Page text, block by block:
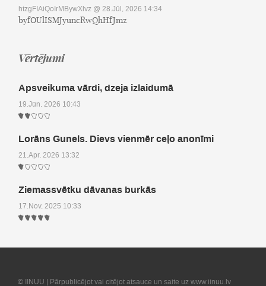
htzgFIAiQoIrMBywXlvz @ 28.Jūl, 2026 14:34
byfOUlISMJyuncRwQhHfJmz
Vērtējumi
Apsveikuma vārdi, dzeja izlaidumā
19.Jūn, 2026 10:43
Lorāns Gunels. Dievs vienmēr ceļo anonīmi
21.Apr, 2026 13:32
Ziemassvētku dāvanas burkās
17.Nov, 2025 10:33
© IINUU | Pārpublicējot vai citējot atsauce un saite uz www.iinuu.lv